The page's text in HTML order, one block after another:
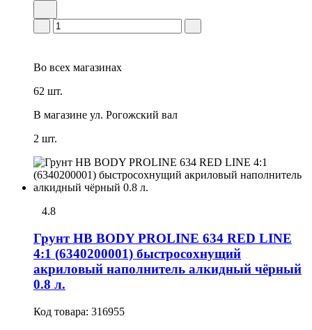
Во всех магазинах
62 шт.
В магазине ул. Рогожский вал
2 шт.
4.8
Грунт HB BODY PROLINE 634 RED LINE
4:1 (6340200001) быстросохнущий
акриловый наполнитель алкидный чёрный
0.8 л.
Код товара: 316955